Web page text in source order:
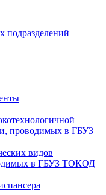
подразделений
проводимых в ГБУЗ
видов
в ГБУЗ ТОКОД